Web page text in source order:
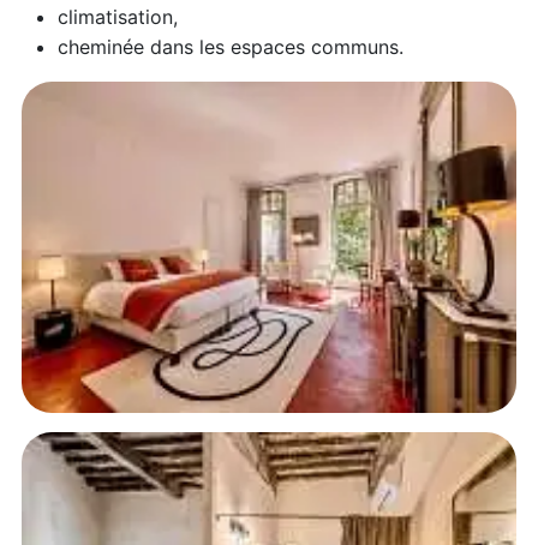
climatisation,
cheminée dans les espaces communs.